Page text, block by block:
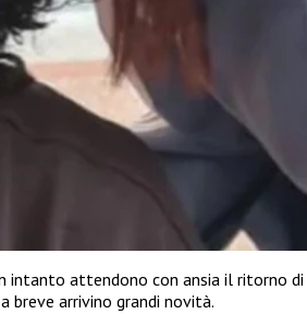
intanto attendono con ansia il ritorno di
breve arrivino grandi novità.